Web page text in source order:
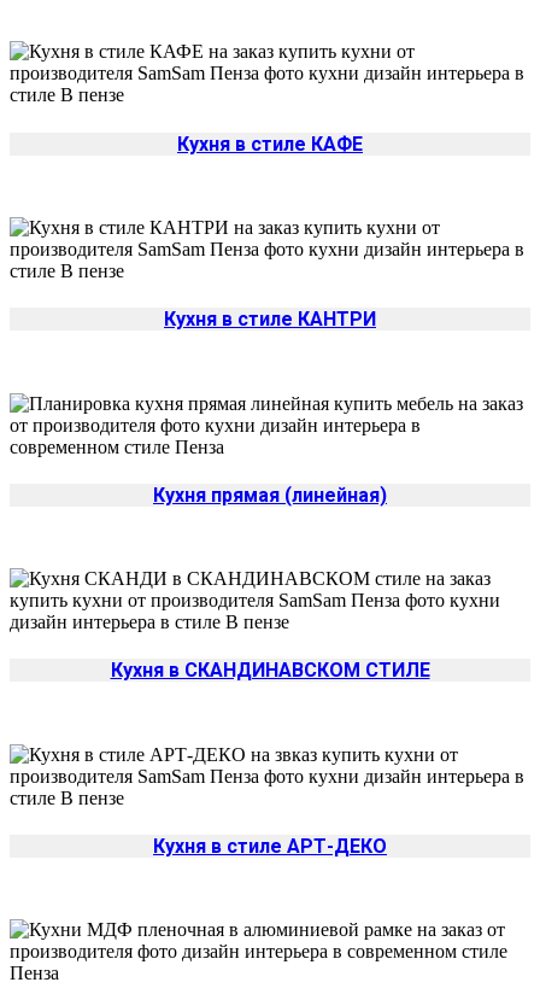
Кухня в стиле КАФЕ
Кухня в стиле КАНТРИ
Кухня прямая (линейная)
Кухня в СКАНДИНАВСКОМ СТИЛЕ
Кухня в стиле АРТ-ДЕКО